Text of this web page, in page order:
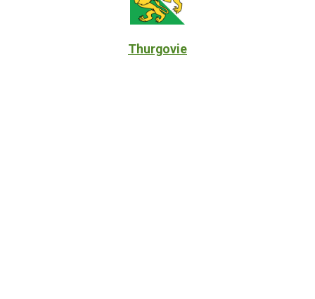
Thurgovie